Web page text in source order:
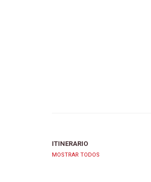
ITINERARIO
MOSTRAR TODOS